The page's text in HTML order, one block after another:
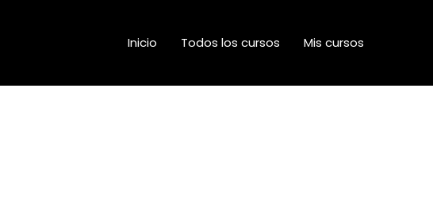
Inicio Todos los cursos Mis cursos